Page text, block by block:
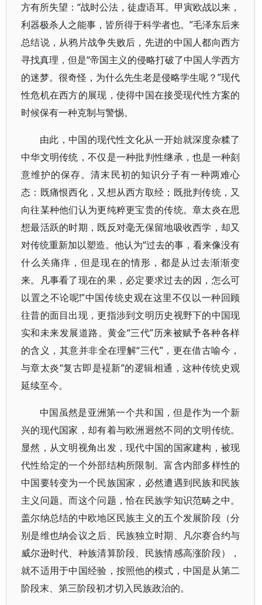
方有所失望：“战时公法，徒虚语耳。甲寅欧战以来，
利器极杀人之能事，皆所得于科学者也。”毛泽东后来
总结说，从鸦片战争失败后，先进的中国人都向西方
寻找真理，但是“帝国主义的侵略打破了中国人学西方
的迷梦。很奇怪，为什么先生老是侵略学生呢？”现代
性危机在西方的展现，使得中国在接受现代性方案的
时候保有一种克制与警惕。
由此，中国的现代性文化从一开始就深度杂糅了
中华文明传统，不仅是一种批判性继承，也是一种刻
意维护的保存。清末民初的知识分子有一种两难心
态：既痛恨西化，又想从西方取经；既批判传统，又
向往某种他们认为更纯粹更宝贵的传统。章太炎在思
想最活跃的时期，既反对毫无保留地吸收西学，却又
对传统重新加以塑造。他认为“过去的事，看来像没有
什么关痛痒，但是现在的情形，都是从过去渐渐变
来。凡事看了现在的果，必定要求过去的因，怎么可
以置之不论呢!”中国传统史观在这里不仅以一种回顾
往昔的面目出现，更指涉到文明历史视野下的中国现
实和未来发展道路。黄金“三代”历来被赋予各种各样
的含义，其意并非全在理解“三代”，更在借古喻今，
与章太炎“复古即是褆新”的逻辑相通，这种传统史观
延续至今。
中国虽然是亚洲第一个共和国，但是作为一个新
兴的现代国家，却有着与欧洲迥然不同的文明传统。
显然，从文明视角出发，现代中国的国家建构，被现
代性给定的一个外部结构所限制。富含内部多样性的
中国要转变为一个民族国家，必然遭遇到民族和民族
主义问题。而这个问题，恰在民族学知识范畴之中。
盖尔纳总结的中欧地区民族主义的五个发展阶段（分
别是维也纳会议之后、民族独立时期、凡尔赛合约与
威尔逊时代、种族清算阶段、民族情感高涨阶段），
就不适用于中国经验，按照他的模式，中国是从第二
阶段末、第三阶段初才切入民族政治的。